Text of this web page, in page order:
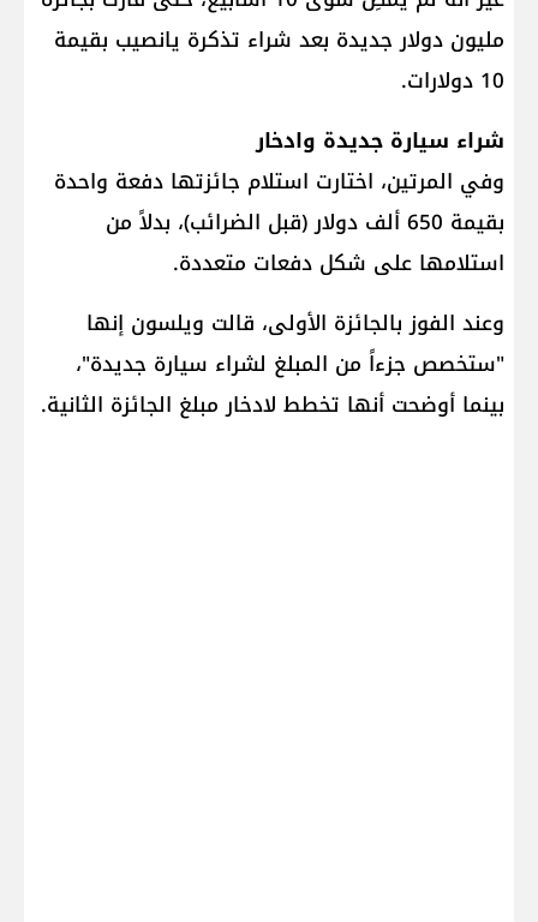
مليون دولار جديدة بعد شراء تذكرة يانصيب بقيمة
10 دولارات.
شراء سيارة جديدة وادخار
وفي المرتين، اختارت استلام جائزتها دفعة واحدة
بقيمة 650 ألف دولار (قبل الضرائب)، بدلاً من
استلامها على شكل دفعات متعددة.
وعند الفوز بالجائزة الأولى، قالت ويلسون إنها
"ستخصص جزءاً من المبلغ لشراء سيارة جديدة"،
بينما أوضحت أنها تخطط لادخار مبلغ الجائزة الثانية.